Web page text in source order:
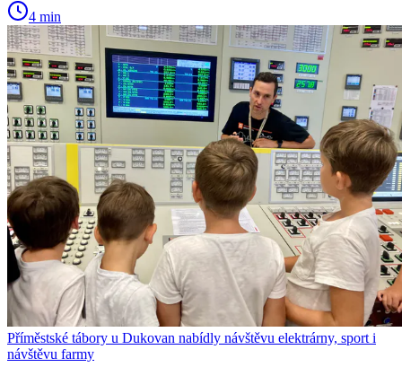
4 min
Příměstské tábory u Dukovan nabídly návštěvu elektrárny, sport i
návštěvu farmy